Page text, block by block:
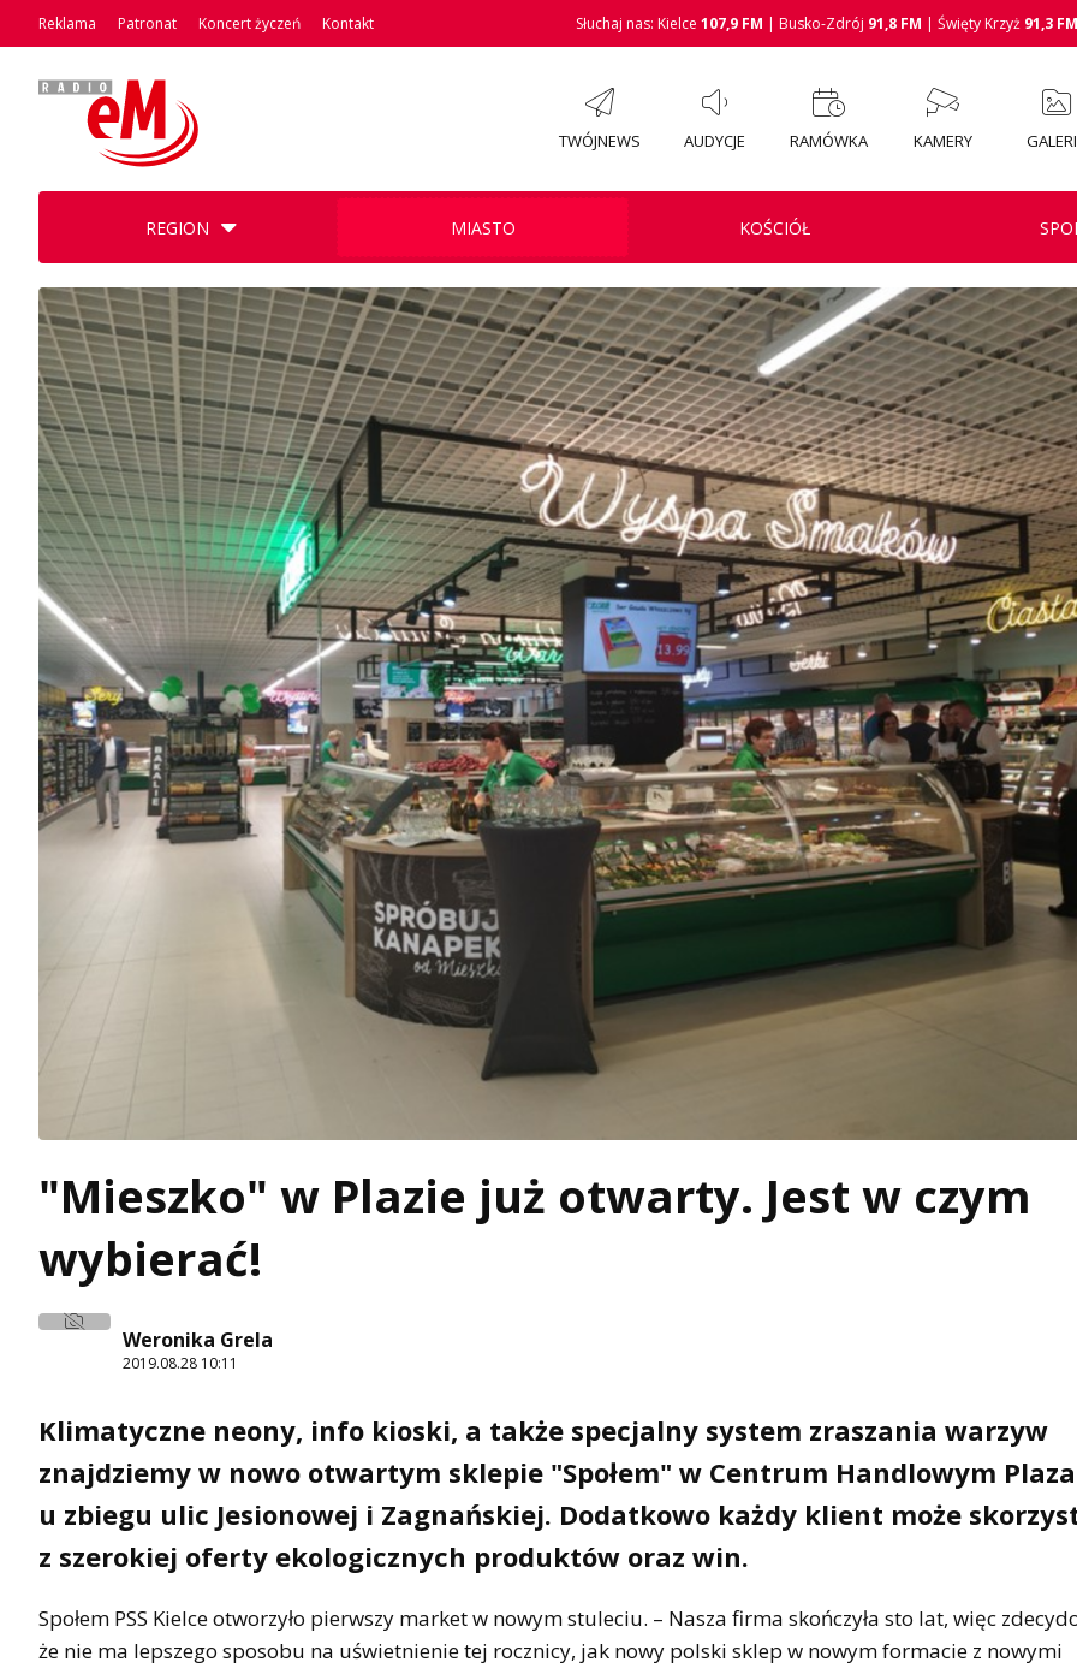
Reklama Patronat Koncert życzeń Kontakt Słuchaj nas: Kielce 107,9 FM | Busko-Zdrój 91,8 FM | Święty Krzyż 91,3 FM
TWÓJNEWS AUDYCJE RAMÓWKA KAMERY
REGION MIASTO KOŚCIÓŁ
"Mieszko" w Plazie już otwarty. Jest w czym
wybierać!
Weronika Grela
2019.08.28 10:11
Klimatyczne neony, info kioski, a także specjalny system zraszania warzyw
znajdziemy w nowo otwartym sklepie "Społem" w Centrum Handlowym Plaza
u zbiegu ulic Jesionowej i Zagnańskiej. Dodatkowo każdy klient może
z szerokiej oferty ekologicznych produktów oraz win.
Społem PSS Kielce otworzyło pierwszy market w nowym stuleciu. – Nasza firma skończyła sto lat, więc
że nie ma lepszego sposobu na uświetnienie tej rocznicy, jak nowy polski sklep w nowym formacie z nowymi